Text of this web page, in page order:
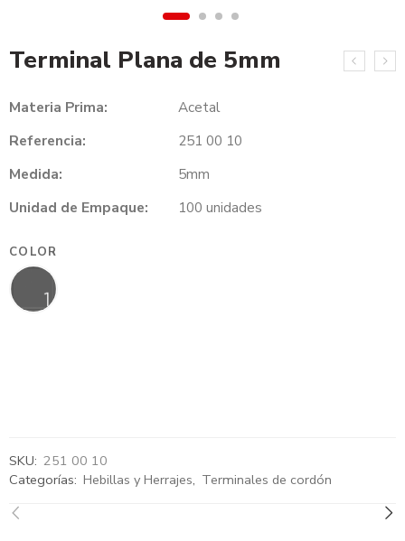
Terminal Plana de 5mm
Materia Prima:
Acetal
Referencia:
251 00 10
Medida:
5mm
Unidad de Empaque:
100 unidades
COLOR
SKU: 251 00 10
Categorías: Hebillas y Herrajes, Terminales de cordón